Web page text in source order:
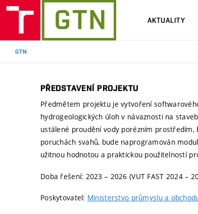
AKTUALITY
GTN
PŘEDSTAVENÍ PROJEKTU
Předmětem projektu je vytvoření
hydrogeologických úloh v návaznosti na
ustálené proudění vody porézním
poruchách svahů, bude naprogramován
užitnou hodnotou a praktickou použitelností
Doba řešení: 2023 – 2026 (VUT FAST 2024 –
Poskytovatel: Ministerstvo průmyslu a